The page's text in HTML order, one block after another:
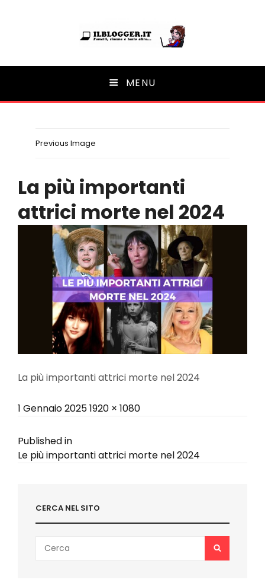
Ilblogger.it
Il portalino di blog | MENU
Previous Image
La più importanti
attrici morte nel 2024
La più importanti attrici morte nel 2024
Posted
1 Gennaio 2025Full
1920 × 1080
Navigazione
articoli
Published in
Le più importanti attrici morte nel 2024
CERCA NEL SITO
for:
SEARCH